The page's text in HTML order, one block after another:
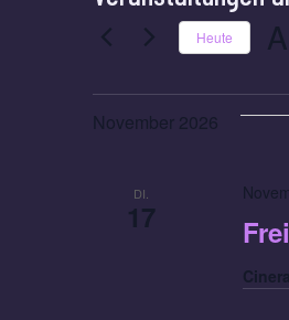
Heute
November 2026
DI.
17